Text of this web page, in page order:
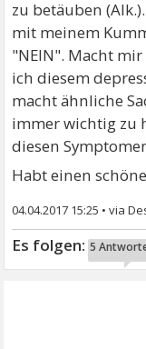
zu betäuben
mit meinem
"NEIN". Macht
ich diesem
macht ähnliche
immer wichtig zu
diesen
Habt einen
04.04.2017 15:25 •
5